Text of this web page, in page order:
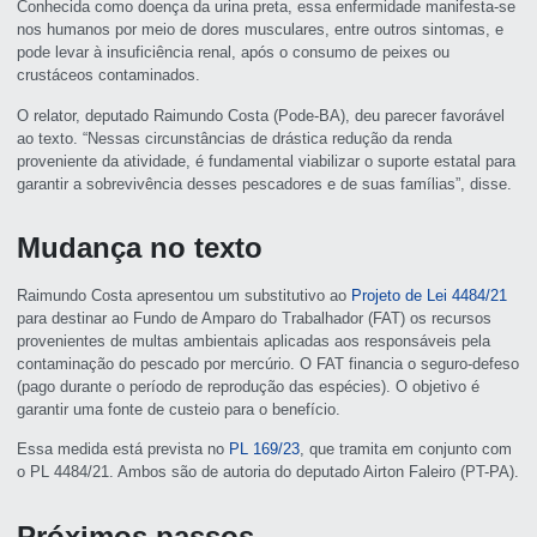
Conhecida como doença da urina preta, essa enfermidade manifesta-se
nos humanos por meio de dores musculares, entre outros sintomas, e
pode levar à insuficiência renal, após o consumo de peixes ou
crustáceos contaminados.
O relator, deputado Raimundo Costa (Pode-BA), deu parecer favorável
ao texto. “Nessas circunstâncias de drástica redução da renda
proveniente da atividade, é fundamental viabilizar o suporte estatal para
garantir a sobrevivência desses pescadores e de suas famílias”, disse.
Mudança no texto
Raimundo Costa apresentou umsubstitutivo ao Projeto de Lei 4484/21
para destinar ao Fundo de Amparo do Trabalhador (FAT) os recursos
provenientes de multas ambientais aplicadas aos responsáveis pela
contaminação do pescado por mercúrio. O FAT financia o seguro-defeso
(pago durante o período de reprodução das espécies). O objetivo é
garantir uma fonte de custeio para o benefício.
Essa medida está prevista no PL 169/23, que tramita em conjunto com
o PL 4484/21. Ambos são de autoria do deputado Airton Faleiro (PT-PA).